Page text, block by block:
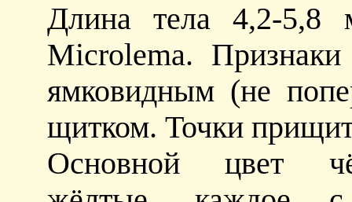
Длина тела 4,2-5,8
Microlema. Признаки
ямковидным (не
щитком. Точки
Основной цвет